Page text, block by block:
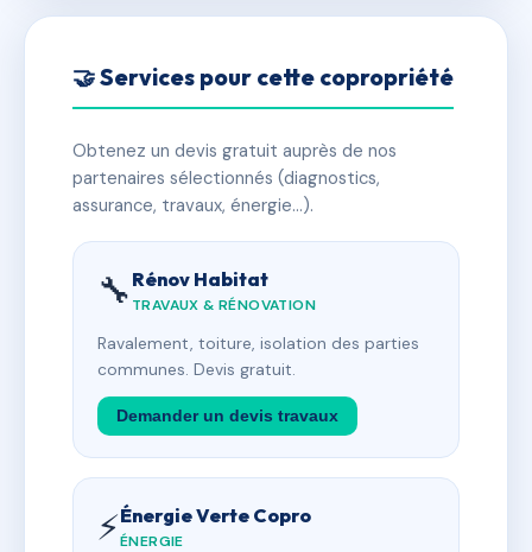
🤝 Services pour cette copropriété
Obtenez un devis gratuit auprès de nos
partenaires sélectionnés (diagnostics,
assurance, travaux, énergie…).
🔧 Rénov Habitat
TRAVAUX & RÉNOVATION
Ravalement, toiture, isolation des parties
communes. Devis gratuit.
Demander un devis travaux
⚡Énergie Verte Copro
ÉNERGIE